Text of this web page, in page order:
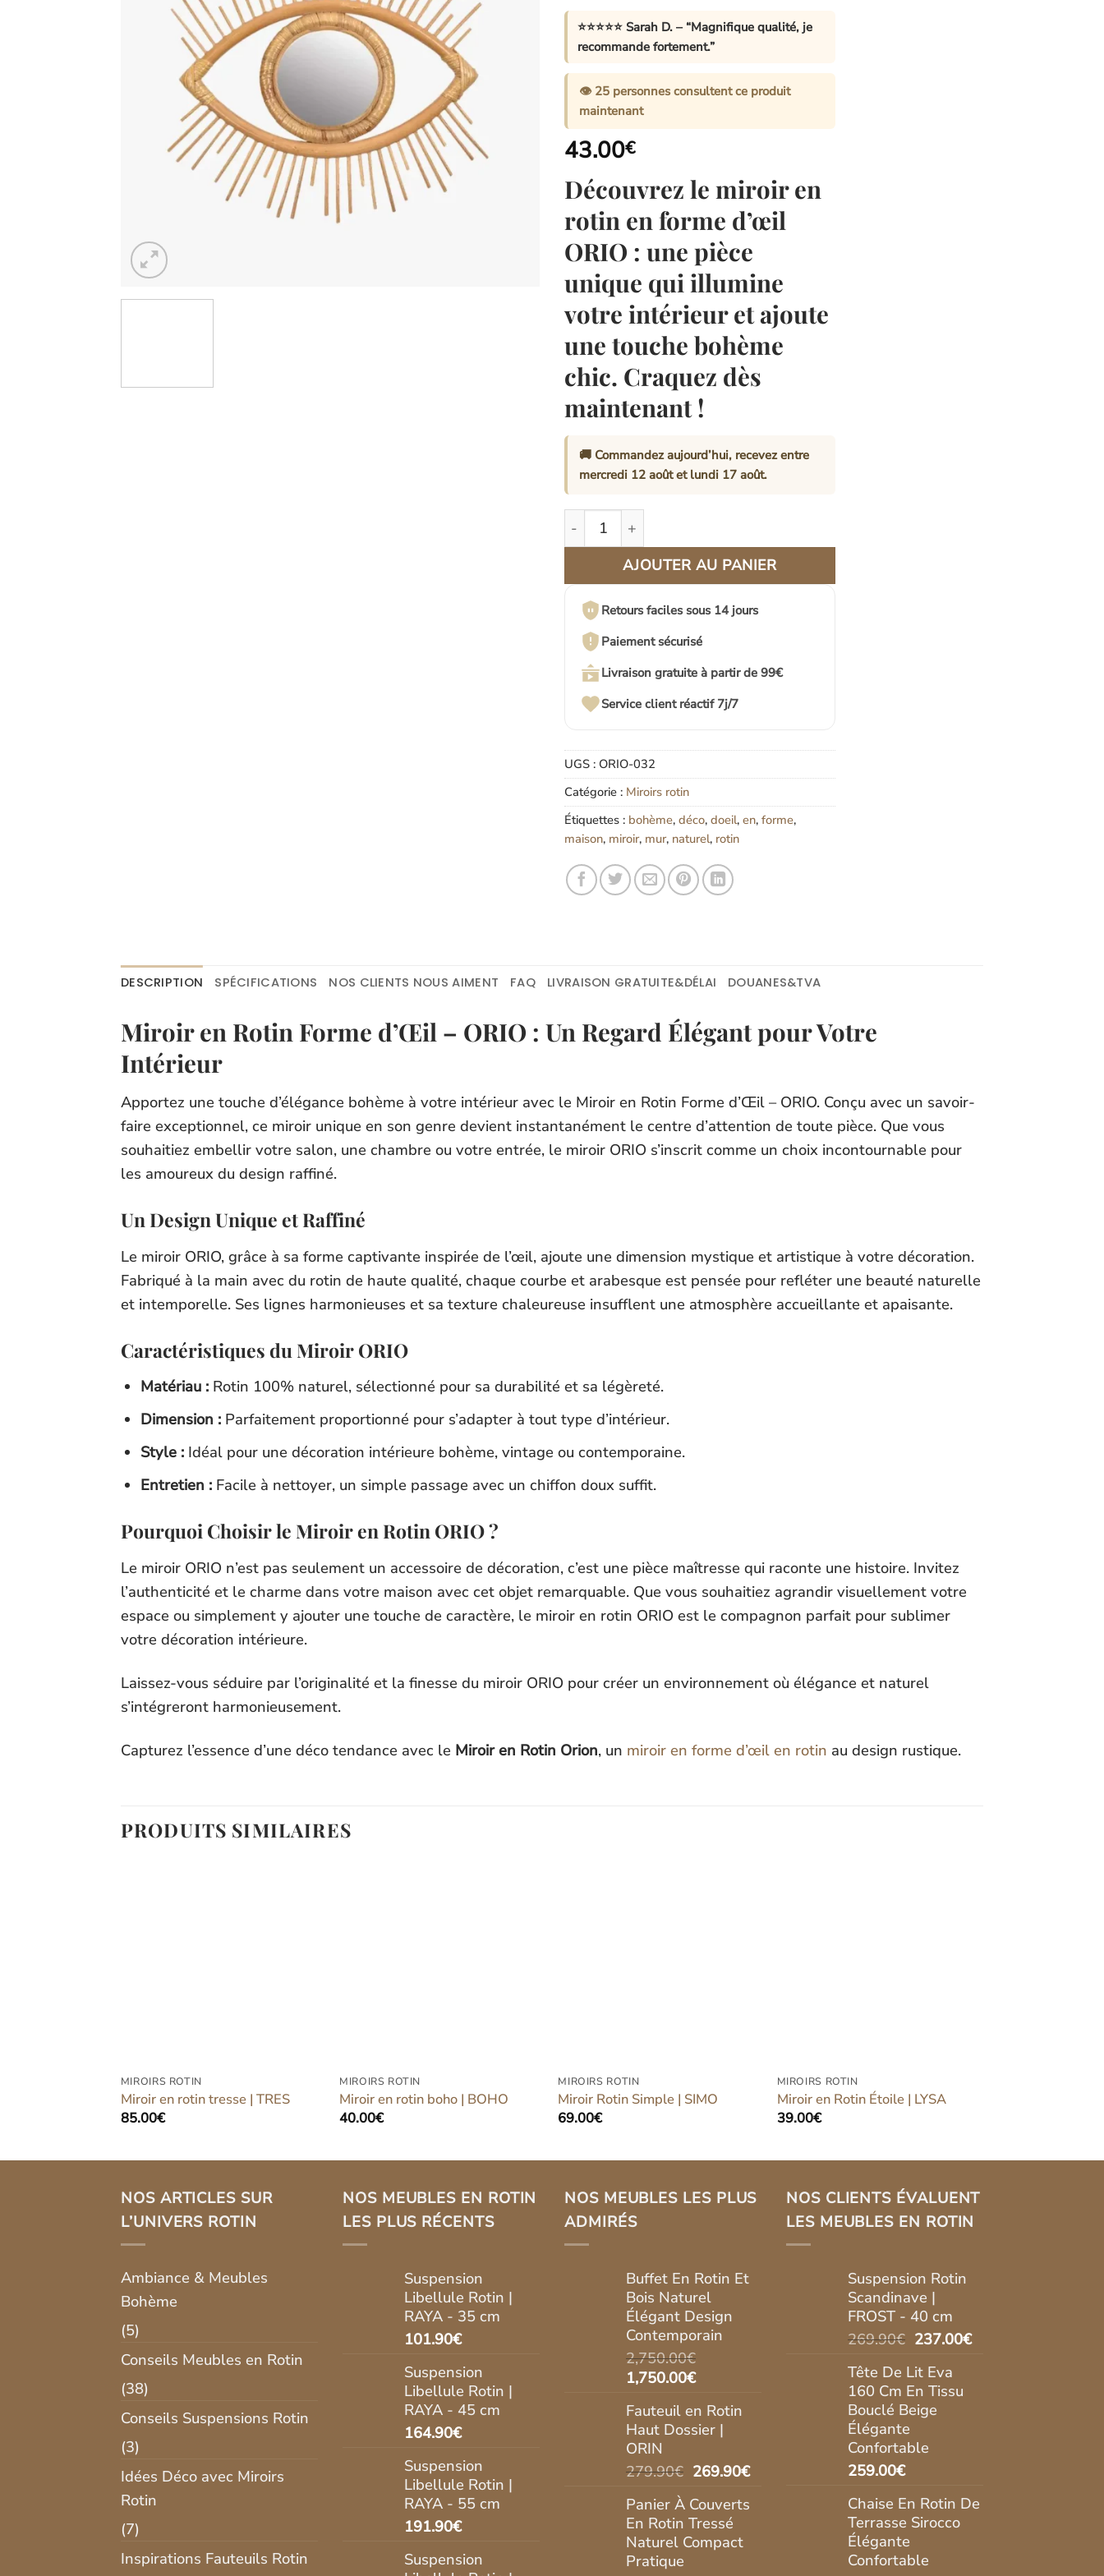
⭐⭐⭐⭐⭐ Sarah D. – “Magnifique qualité, je
recommande fortement.”
👁️ 25 personnes consultent ce produit
maintenant
43.00€
Découvrez le miroir en
rotin en forme d’œil
ORIO : une pièce
unique qui illumine
votre intérieur et ajoute
une touche bohème
chic. Craquez dès
maintenant !
🚚 Commandez aujourd’hui, recevez entre
mercredi 12 aoûtet lundi 17 août.
quantité de Miroir en Rotin Forme d'Œil | ORIO
AJOUTER AU PANIER
Retours faciles sous 14 jours
Paiement sécurisé
Livraison gratuite à partir de 99€
Service client réactif 7j/7
UGS : ORIO-032
Catégorie : Miroirs rotin
Étiquettes : bohème, déco, doeil, en, forme,
maison, miroir, mur, naturel, rotin
DESCRIPTION SPÉCIFICATIONS NOS CLIENTS NOUS AIMENT FAQ LIVRAISON GRATUITE&DÉLAI DOUANES&TVA
Miroir en Rotin Forme d’Œil – ORIO : Un Regard Élégant pour Votre
Intérieur
Apportez une touche d’élégance bohème à votre intérieur avec le Miroir en Rotin Forme d’Œil – ORIO. Conçu avec un savoir-
faire exceptionnel, ce miroir unique en son genre devient instantanément le centre d’attention de toute pièce. Que vous
souhaitiez embellir votre salon, une chambre ou votre entrée, le miroir ORIO s’inscrit comme un choix incontournable pour
les amoureux du design raffiné.
Un Design Unique et Raffiné
Le miroir ORIO, grâce à sa forme captivante inspirée de l’œil, ajoute une dimension mystique et artistique à votre décoration.
Fabriqué à la main avec du rotin de haute qualité, chaque courbe et arabesque est pensée pour refléter une beauté naturelle
et intemporelle. Ses lignes harmonieuses et sa texture chaleureuse insufflent une atmosphère accueillante et apaisante.
Caractéristiques du Miroir ORIO
Matériau :Rotin 100% naturel, sélectionné pour sa durabilité et sa légèreté.
Dimension :Parfaitement proportionné pour s’adapter à tout type d’intérieur.
Style :Idéal pour une décoration intérieure bohème, vintage ou contemporaine.
Entretien :Facile à nettoyer, un simple passage avec un chiffon doux suffit.
Pourquoi Choisir le Miroir en Rotin ORIO ?
Le miroir ORIO n’est pas seulement un accessoire de décoration, c’est une pièce maîtresse qui raconte une histoire. Invitez
l’authenticité et le charme dans votre maison avec cet objet remarquable. Que vous souhaitiez agrandir visuellement votre
espace ou simplement y ajouter une touche de caractère, le miroir en rotin ORIO est le compagnon parfait pour sublimer
votre décoration intérieure.
Laissez-vous séduire par l’originalité et la finesse du miroir ORIO pour créer un environnement où élégance et naturel
s’intégreront harmonieusement.
Capturez l’essence d’une déco tendance avec le Miroir en Rotin Orion, un miroir en forme d’œil en rotin au design rustique.
PRODUITS SIMILAIRES
MIROIRS ROTIN
Miroir en rotin tresse | TRES
85.00€
MIROIRS ROTIN
Miroir en rotin boho | BOHO
40.00€
MIROIRS ROTIN
Miroir Rotin Simple | SIMO
69.00€
MIROIRS ROTIN
Miroir en Rotin Étoile | LYSA
39.00€
NOS ARTICLES SUR
L’UNIVERS ROTIN
Ambiance & Meubles
Bohème
(5)
Conseils Meubles en Rotin
(38)
Conseils Suspensions Rotin
(3)
Idées Déco avec Miroirs
Rotin
(7)
Inspirations Fauteuils Rotin
NOS MEUBLES EN ROTIN
LES PLUS RÉCENTS
Suspension
Libellule Rotin |
RAYA - 35 cm
101.90€
Suspension
Libellule Rotin |
RAYA - 45 cm
164.90€
Suspension
Libellule Rotin |
RAYA - 55 cm
191.90€
Suspension
NOS MEUBLES LES PLUS
ADMIRÉS
Buffet En Rotin Et
Bois Naturel
Élégant Design
Contemporain
2,750.00€
Le
initial
était :
2,750.00€.
1,750.00€Le
actuel
est :
Fauteuil en Rotin
Haut Dossier |
ORIN
279.90€ Le
initial
était :
279.90€.
269.90€Le
actuel
Panier À Couverts
En Rotin Tressé
Naturel Compact
Pratique
NOS CLIENTS ÉVALUENT
LES MEUBLES EN ROTIN
Suspension Rotin
Scandinave |
FROST - 40 cm
269.90€ Le
initial
était :
269.90€.
237.00€Le
Tête De Lit Eva
160 Cm En Tissu
Bouclé Beige
Élégante
Confortable
259.00€
Chaise En Rotin De
Terrasse Sirocco
Élégante
Confortable